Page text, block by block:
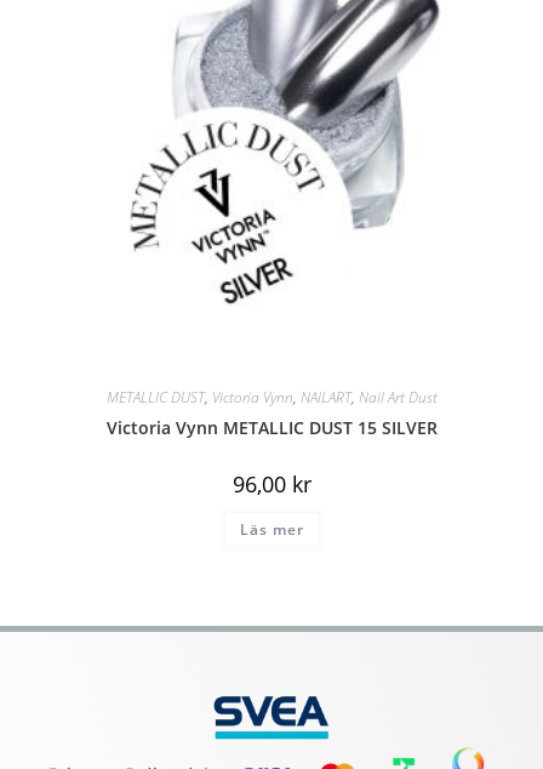
METALLIC DUST, Victoria Vynn, NAILART, Nail Art Dust
Victoria Vynn METALLIC DUST 15 SILVER
96,00 kr
Läs mer